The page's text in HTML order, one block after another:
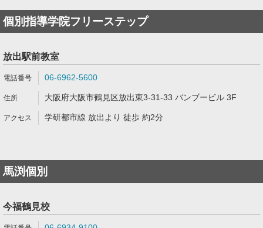
個別指導学院フリーステップ
放出駅前教室
06-6962-5600
大阪府大阪市鶴見区放出東3-31-33 バンブービル 3F
学研都市線 放出より 徒歩 約2分
馬渕個別
今福鶴見校